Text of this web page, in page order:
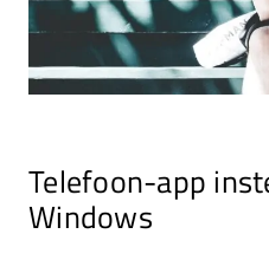
Telefoon-app
Windows